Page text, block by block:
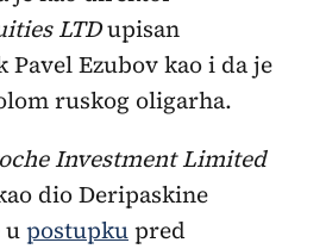
LTDupisan
Ezubov kao i da je
ruskog oligarha.
Investment Limited
dio Deripaskine
upostupkupred